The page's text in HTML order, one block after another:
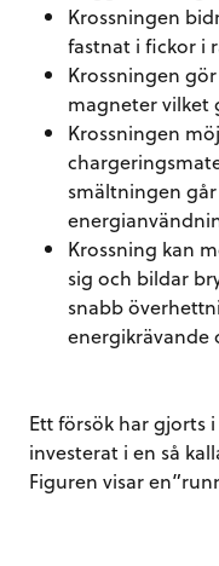
Krossningen
fastnat i fickor i
Krossningen
magneter vilket
Krossningen
smältningen
Krossning kan
sig och bildar
snabb
energikrävande
Ett försök har gjorts
investerat i en så
Figuren visar